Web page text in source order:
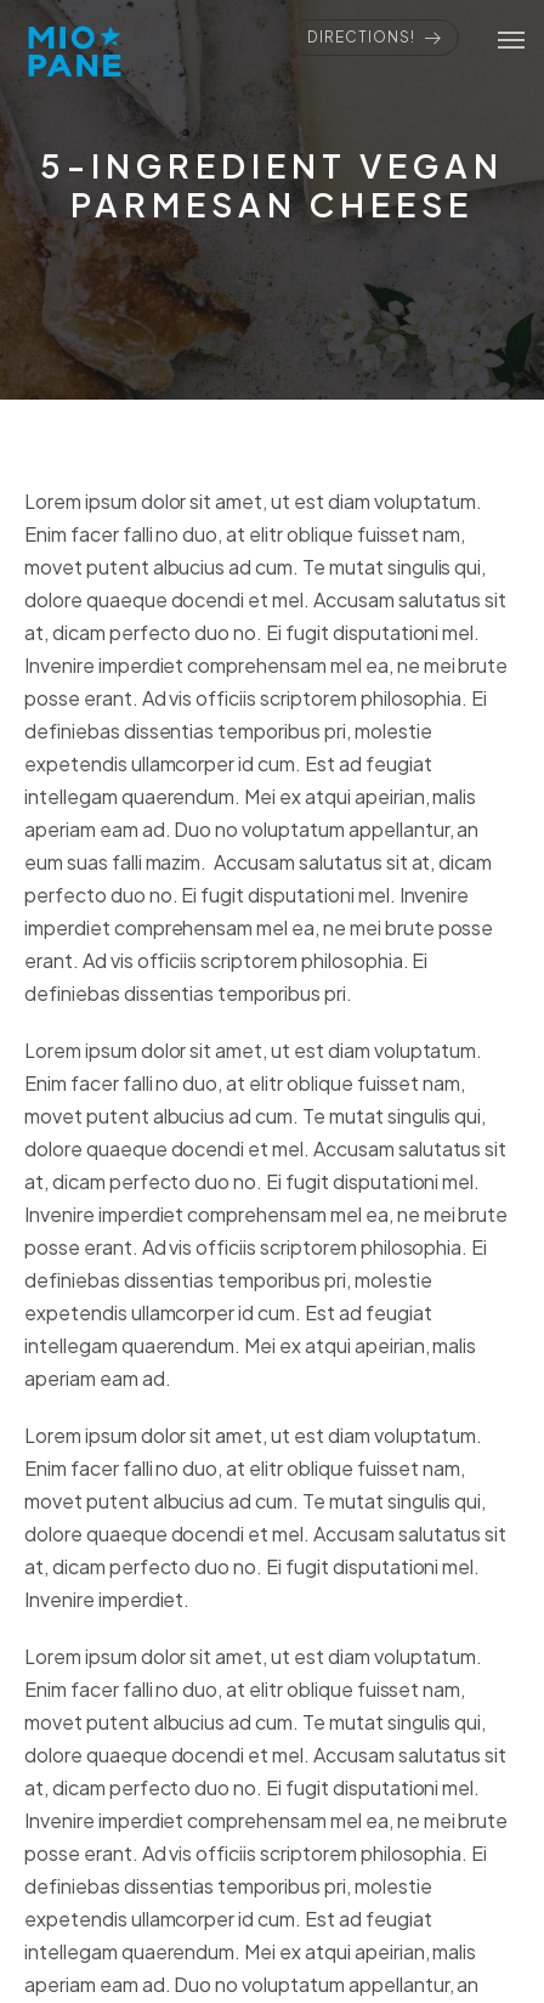
DIRECTIONS!
5-INGREDIENT VEGAN
PARMESAN CHEESE
Lorem ipsum dolor sit amet, ut est diam voluptatum.
Enim facer falli no duo, at elitr oblique fuisset nam,
movet putent albucius ad cum. Te mutat singulis qui,
dolore quaeque docendi et mel. Accusam salutatus sit
at, dicam perfecto duo no. Ei fugit disputationi mel.
Invenire imperdiet comprehensam mel ea, ne mei brute
posse erant. Ad vis officiis scriptorem philosophia. Ei
definiebas dissentias temporibus pri, molestie
expetendis ullamcorper id cum. Est ad feugiat
intellegam quaerendum. Mei ex atqui apeirian, malis
aperiam eam ad. Duo no voluptatum appellantur, an
eum suas falli mazim. Accusam salutatus sit at, dicam
perfecto duo no. Ei fugit disputationi mel. Invenire
imperdiet comprehensam mel ea, ne mei brute posse
erant. Ad vis officiis scriptorem philosophia. Ei
definiebas dissentias temporibus pri.
Lorem ipsum dolor sit amet, ut est diam voluptatum.
Enim facer falli no duo, at elitr oblique fuisset nam,
movet putent albucius ad cum. Te mutat singulis qui,
dolore quaeque docendi et mel. Accusam salutatus sit
at, dicam perfecto duo no. Ei fugit disputationi mel.
Invenire imperdiet comprehensam mel ea, ne mei brute
posse erant. Ad vis officiis scriptorem philosophia. Ei
definiebas dissentias temporibus pri, molestie
expetendis ullamcorper id cum. Est ad feugiat
intellegam quaerendum. Mei ex atqui apeirian, malis
aperiam eam ad.
Lorem ipsum dolor sit amet, ut est diam voluptatum.
Enim facer falli no duo, at elitr oblique fuisset nam,
movet putent albucius ad cum. Te mutat singulis qui,
dolore quaeque docendi et mel. Accusam salutatus sit
at, dicam perfecto duo no. Ei fugit disputationi mel.
Invenire imperdiet.
Lorem ipsum dolor sit amet, ut est diam voluptatum.
Enim facer falli no duo, at elitr oblique fuisset nam,
movet putent albucius ad cum. Te mutat singulis qui,
dolore quaeque docendi et mel. Accusam salutatus sit
at, dicam perfecto duo no. Ei fugit disputationi mel.
Invenire imperdiet comprehensam mel ea, ne mei brute
posse erant. Ad vis officiis scriptorem philosophia. Ei
definiebas dissentias temporibus pri, molestie
expetendis ullamcorper id cum. Est ad feugiat
intellegam quaerendum. Mei ex atqui apeirian, malis
aperiam eam ad. Duo no voluptatum appellantur, an